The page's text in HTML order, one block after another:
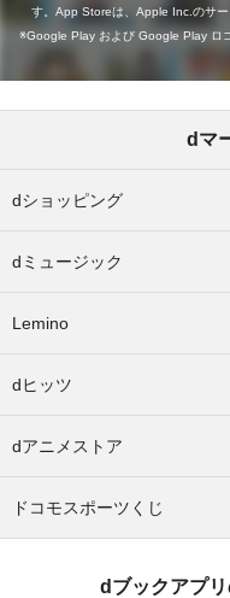
す。App Storeは、Apple Inc.のサー
Google Play および Google Play ロ
dマ
dショッピング
dミュージック
Lemino
dヒッツ
dアニメストア
ドコモスポーツくじ
dブックアプ